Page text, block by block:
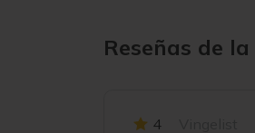
Reseñas de
4